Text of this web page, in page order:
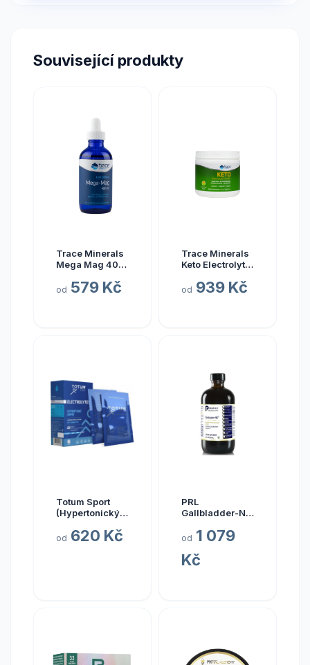
Související produkty
Trace Minerals
Mega Mag 400
elektrolyty, 118
od 579 Kč
Trace Minerals
Keto Electrolyte
elektrolyty v
od 939 Kč
Totum Sport
(Hypertonický
vody), 10 x 20
od 620 Kč
PRL
Gallbladder-ND,
237 ml
od 1 079
Kč